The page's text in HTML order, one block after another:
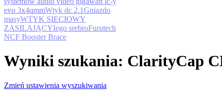
evo 3x4qmmWtyk dc 2.1Gniazdo
masyWTYK SIECIOWY
ZASILAJĄCYIego srebroFurutech
NCF Booster Brace
Wyniki szukania: ClarityCap
Zmień ustawienia wyszukiwania